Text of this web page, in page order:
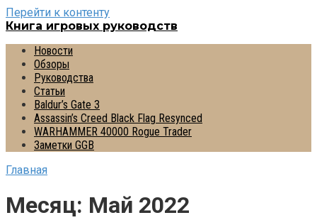
Перейти к контенту
Книга игровых руководств
Новости
Обзоры
Руководства
Статьи
Baldur’s Gate 3
Assassin’s Creed Black Flag Resynced
WARHAMMER 40000 Rogue Trader
Заметки GGB
Главная
Месяц: Май 2022